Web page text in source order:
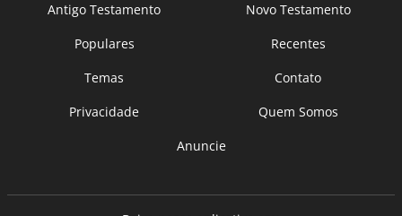
Antigo Testamento
Novo Testamento
Populares
Recentes
Temas
Contato
Privacidade
Quem Somos
Anuncie